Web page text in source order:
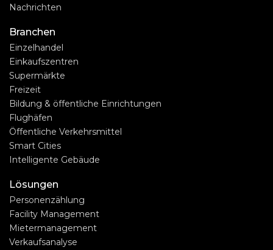
Nachrichten
Branchen
Einzelhandel
Einkaufszentren
Supermärkte
Freizeit
Bildung & öffentliche Einrichtungen
Flughäfen
Öffentliche Verkehrsmittel
Smart Cities
Intelligente Gebäude
Lösungen
Personenzählung
Facility Management
Mietermanagement
Verkaufsanalyse